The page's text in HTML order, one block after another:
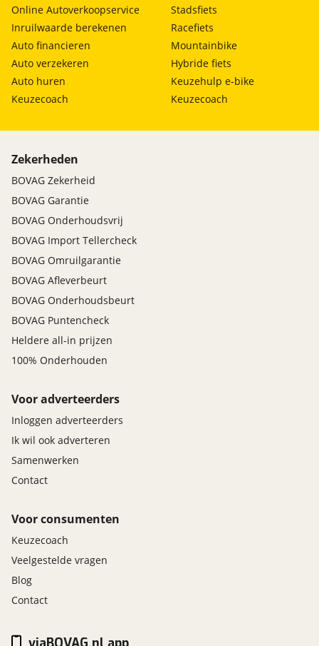
Online Autoverkoopservice
Inruilwaarde berekenen
Auto financieren
Auto verzekeren
Auto huren
Keuzecoach
Stadsfiets
Racefiets
Mountainbike
Hybride fiets
Keuzehulp e-bike
Keuzecoach
Zekerheden
BOVAG Zekerheid
BOVAG Garantie
BOVAG Onderhoudsvrij
BOVAG Import Tellercheck
BOVAG Omruilgarantie
BOVAG Afleverbeurt
BOVAG Onderhoudsbeurt
BOVAG Puntencheck
Heldere all-in prijzen
100% Onderhouden
Voor adverteerders
Inloggen adverteerders
Ik wil ook adverteren
Samenwerken
Contact
Voor consumenten
Keuzecoach
Veelgestelde vragen
Blog
Contact